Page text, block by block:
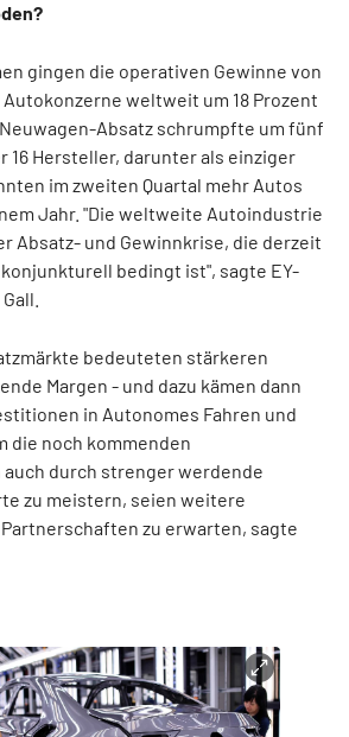
gingen die operativen Gewinne von
weltweit um 18 Prozent
Absatz schrumpfte um fünf
16 Hersteller, darunter als einziger
im zweiten Quartal mehr Autos
Jahr. "Die weltweite Autoindustrie
Absatz- und Gewinnkrise, die derzeit
bedingt ist", sagte EY-
bedeuteten stärkeren
Margen - und dazu kämen dann
in Autonomes Fahren und
die noch kommenden
durch strenger werdende
zu meistern, seien weitere
zu erwarten, sagte